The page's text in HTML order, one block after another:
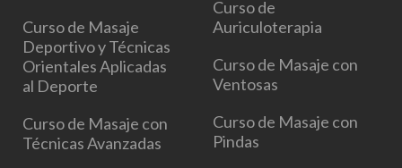
Curso de Masaje
Deportivo y Técnicas
Orientales Aplicadas
al Deporte
Curso de Masaje con
Técnicas Avanzadas
Curso de
Auriculoterapia
Curso de Masaje con
Ventosas
Curso de Masaje con
Pindas